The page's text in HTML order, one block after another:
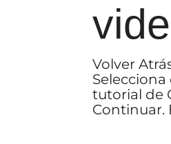
Volver
tutorial de
Continuar.